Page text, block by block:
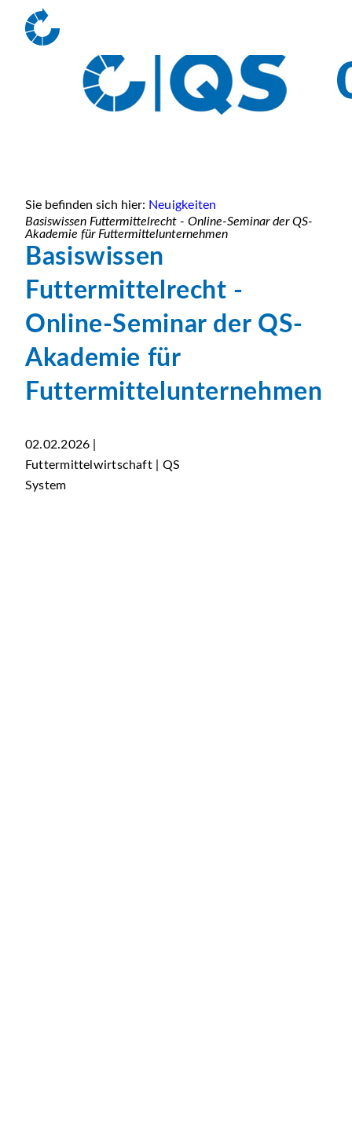
Sie befinden sich hier: Neuigkeiten
Basiswissen Futtermittelrecht - Online-Seminar der QS-
Akademie für Futtermittelunternehmen
Basiswissen
Futtermittelrecht -
Online-Seminar der QS-
Akademie für
Futtermittelunternehmen
02.02.2026 |
Futtermittelwirtschaft | QS
System